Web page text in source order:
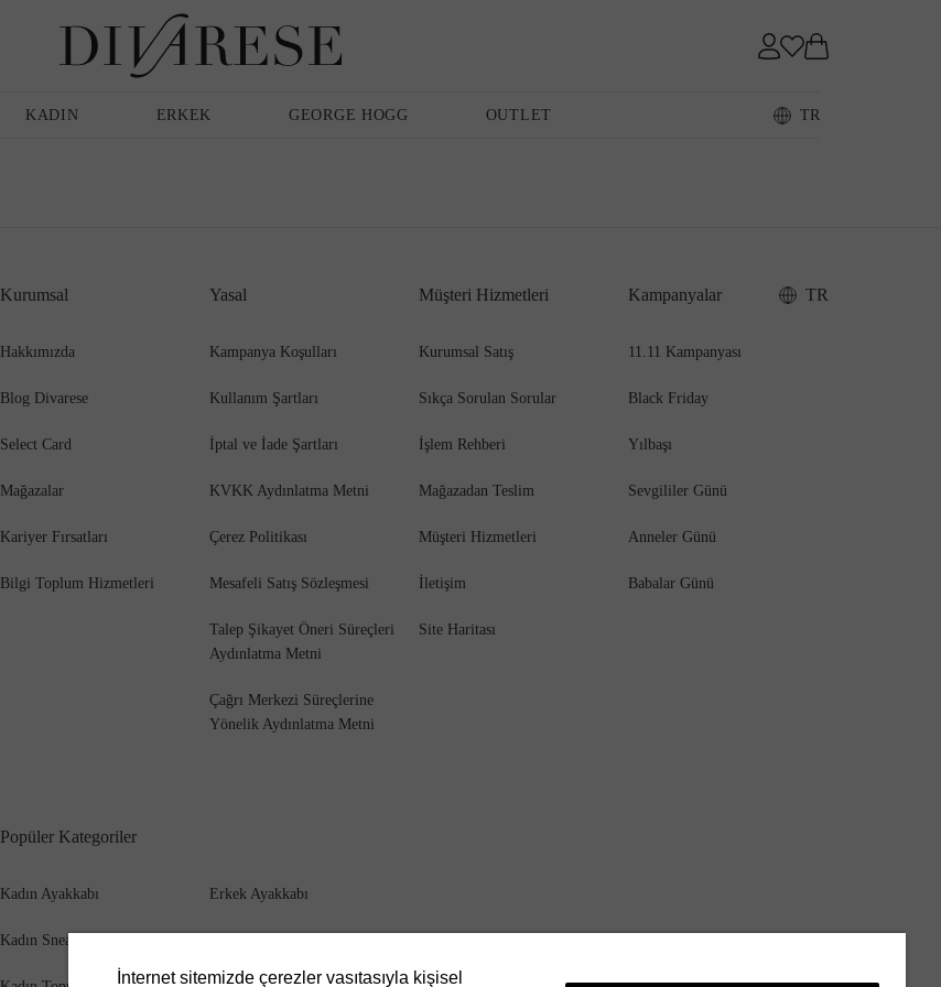
KADIN
Babet Espadril
ERKEK
Terlik Espadril
GEORGE HOGG OUTLET TR
Kurumsal
Hakkımızda
Blog Divarese
Select Card
Mağazalar
Kariyer Fırsatları
Bilgi Toplum Hizmetleri
Yasal
Kampanya Koşulları
Kullanım Şartları
İptal ve İade Şartları
KVKK Aydınlatma Metni
Çerez Politikası
Mesafeli Satış Sözleşmesi
Talep Şikayet Öneri Süreçleri
Aydınlatma Metni
Çağrı Merkezi Süreçlerine
Yönelik Aydınlatma Metni
Müşteri Hizmetleri
Kurumsal Satış
Sıkça Sorulan Sorular
İşlem Rehberi
Mağazadan Teslim
Müşteri Hizmetleri
İletişim
Site Haritası
Kampanyalar
11.11 Kampanyası
Black Friday
Yılbaşı
Sevgililer Günü
Anneler Günü
Babalar Günü
Popüler Kategoriler
Kadın Ayakkabı
Kadın Sneaker
Erkek Ayakkabı
TR
İnternet sitemizde çerezler vasıtasıyla kişisel